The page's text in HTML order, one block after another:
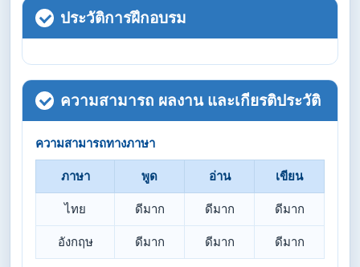
ประวัติการฝึกอบรม
ความสามารถ ผลงาน และเกียรติประวัติ
ความสามารถทางภาษา
ภาษา พูด อ่าน เขียน
ไทย ดีมาก ดีมาก ดีมาก
อังกฤษ ดีมาก ดีมาก ดีมาก